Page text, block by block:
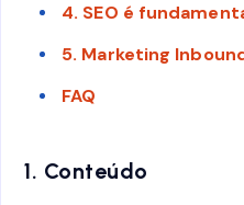
4. SEO é
5. Marketing
FAQ
1. Conteúdo